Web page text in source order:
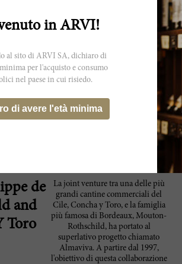
espresso towards the firm, quite masculine,
dry finish. It will need three of four years to
coalesce and mellow. Drink 2015-2025. The
collaboration between Baron Philippe de
Rothschild and Vina Concha y Toro caused
waves back in the late 1990s, a token of
recognition for the progress of Chilean wines
from one of Bordeaux’s grandees. Since the
debut in 1998 it has achieved acclaim from
around the world.
de
and
Toro
La joint venture tra una delle più
grandi cantine commerciali del
Cile, Concha y Toro, e la famiglia
più famosa di Bordeaux, Mouton-
Rothschild, ha portato al
superlativo progetto chiamato
Almaviva. A partire dal 1997,
l'obiettivo di questa collaborazione
in ARVI!
al sito di ARVI SA, dichiaro di
per l'acquisto e consumo
nel paese in cui risiedo.
di avere l'età minima